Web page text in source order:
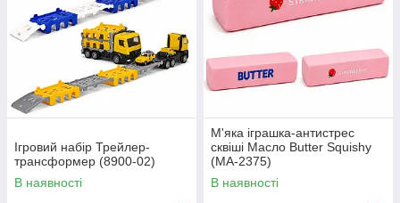
Ігровий набір Трейлер-
трансформер (8900-02)
В наявності
М'яка іграшка-антистрес
сквіші Масло Butter Squishy
(MA-2375)
В наявності